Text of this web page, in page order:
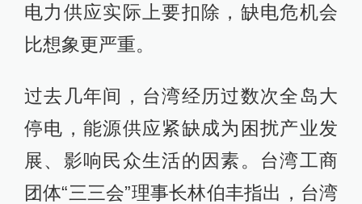
电力供应实际上要扣除，缺电危机会
比想象更严重。
过去几年间，台湾经历过数次全岛大
停电，能源供应紧缺成为困扰产业发
展、影响民众生活的因素。台湾工商
团体“三三会”理事长林伯丰指出，台湾